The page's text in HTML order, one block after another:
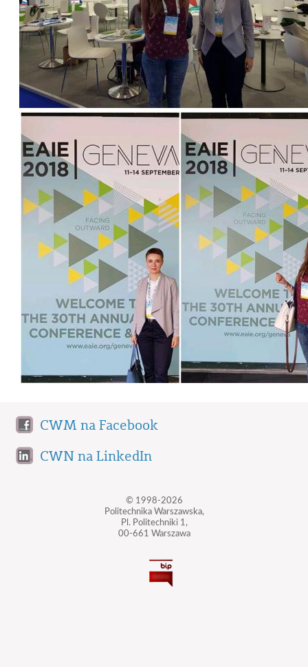
CWM na Facebook
CWN na LinkedIn
© 1998-2026
Politechnika Warszawska,
Pl. Politechniki 1,
00-661 Warszawa